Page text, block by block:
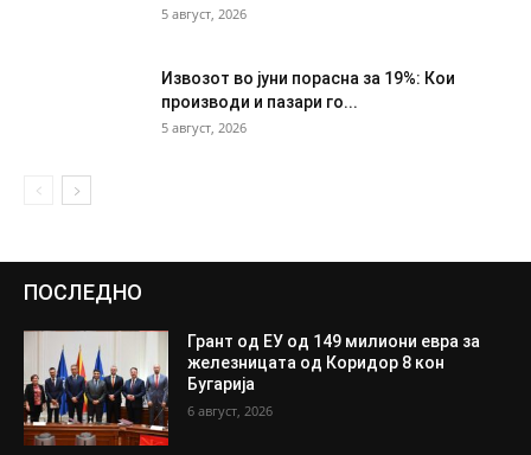
5 август, 2026
Извозот во јуни порасна за 19%: Кои
производи и пазари го...
5 август, 2026
ПОСЛЕДНО
Грант од ЕУ од 149 милиони евра за
железницата од Коридор 8 кон
Бугарија
6 август, 2026